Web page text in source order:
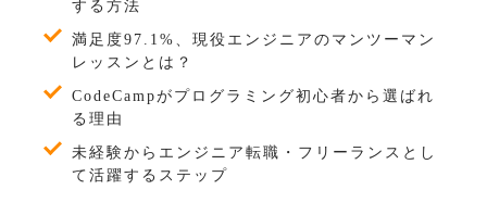
する方法
満足度97.1%、現役エンジニアのマンツーマン
レッスンとは？
CodeCampがプログラミング初心者から選ばれ
る理由
未経験からエンジニア転職・フリーランスとし
て活躍するステップ